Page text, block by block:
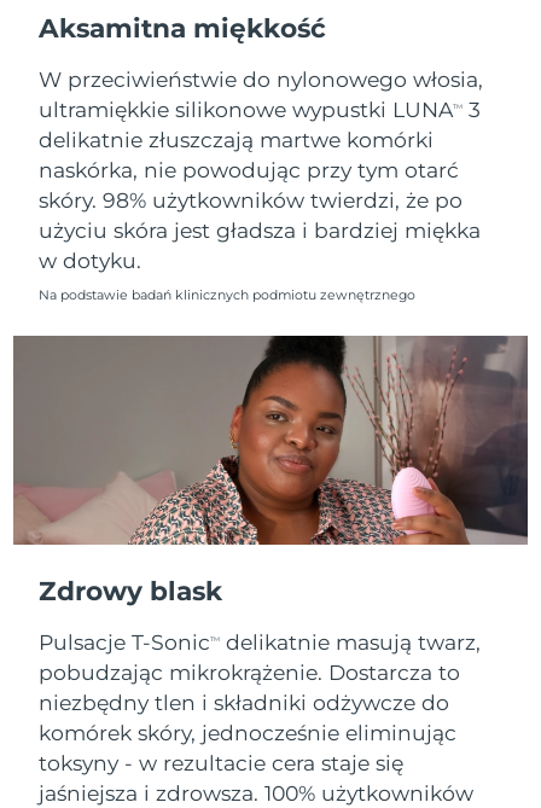
Aksamitna miękkość
W przeciwieństwie do nylonowego włosia,
ultramiękkie silikonowe wypustki LUNATM
3
delikatnie złuszczają martwe komórki
naskórka, nie powodując przy tym otarć
skóry. 98% użytkowników twierdzi, że po
użyciu skóra jest gładsza i bardziej miękka
w dotyku.
Na podstawie badań klinicznych podmiotu zewnętrznego
Zdrowy blask
Pulsacje T-SonicTM
delikatnie masują twarz,
pobudzając mikrokrążenie. Dostarcza to
niezbędny tlen i składniki odżywcze do
komórek skóry, jednocześnie eliminując
toksyny - w rezultacie cera staje się
jaśniejsza i zdrowsza. 100% użytkowników
Słowacja
Oczekiwany czas dostawy
Słowenia
Oczekiwany czas dostawy
8/10/26
Republika
Południowej Afryki
Oczekiwany czas dostawy
Korea Południowa
Oczekiwany czas dostawy
8/10/26
Oczekiwany czas dostawy
8/10/26
Szwajcaria
Oczekiwany czas dostawy
Tajwan
Oczekiwany czas dostawy
Turcja
Oczekiwany czas dostawy
8/11/26
Zjednoczone Emiraty
Arabskie
Oczekiwany czas dostawy